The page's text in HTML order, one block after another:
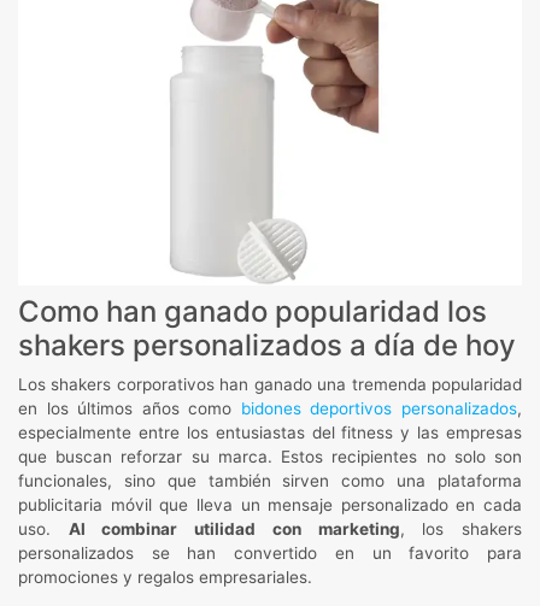
Como han ganado popularidad los
shakers personalizados a día de hoy
Los shakers corporativos han ganado una tremenda popularidad
en los últimos años como bidones deportivos personalizados,
especialmente entre los entusiastas del fitness y las empresas
que buscan reforzar su marca. Estos recipientes no solo son
funcionales, sino que también sirven como una plataforma
publicitaria móvil que lleva un mensaje personalizado en cada
uso. Al combinar utilidad con marketing, los shakers
personalizados se han convertido en un favorito para
promociones y regalos empresariales.